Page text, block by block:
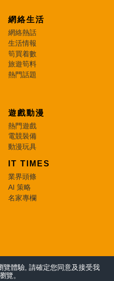
體驗, 請確定您同意及接受我
覽。
網絡生活
網絡熱話
生活情報
筍買着數
旅遊筍料
熱門話題
遊戲動漫
熱門遊戲
電競裝備
動漫玩具
IT TIMES
業界頭條
AI 策略
名家專欄